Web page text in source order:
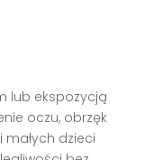
lub ekspozycją
oczu, obrzęk
dzieci